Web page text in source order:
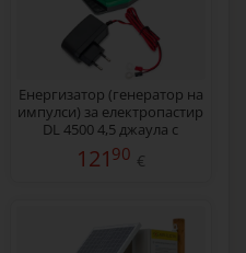
Енергизатор (генератор на
импулси) за електропастир
DL 4500 4,5 джаула с
мрежов адаптер 230/12 V
121 90 €